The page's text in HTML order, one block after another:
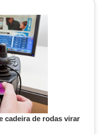
cadeira de rodas virar